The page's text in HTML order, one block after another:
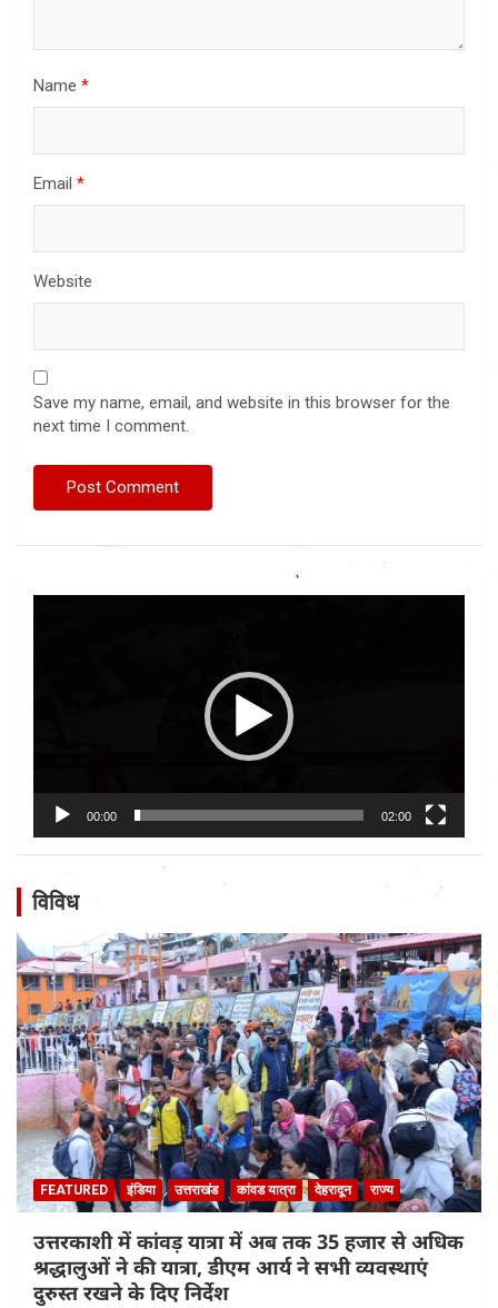
Name *
Email *
Website
Save my name, email, and website in this browser for the
next time I comment.
00:00 02:00
विविध
FEATURED इंडिया उत्तराखंड कांवड यात्रा देहरादून राज्य
उत्तरकाशी में कांवड़ यात्रा में अब तक 35 हजार से अधिक
श्रद्धालुओं ने की यात्रा, डीएम आर्य ने सभी व्यवस्थाएं
दुरुस्त रखने के दिए निर्देश